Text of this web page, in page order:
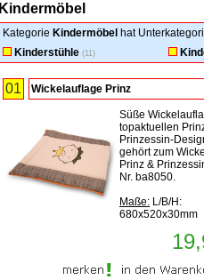
Kindermöbel
Kategorie Kindermöbel hat
Kinderstühle (11)
01 Wickelauflage Prinz
Süße
topaktuellen
Prinzessin-
gehört zum
Prinz &
Nr. ba8050.
Maße: L/B/H:
680x520x30mm